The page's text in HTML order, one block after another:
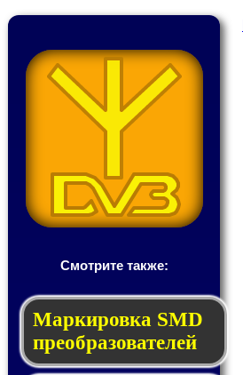
Смотрите также:
Мар­ки­ров­ка SMD
пре­об­ра­зо­ва­те­лей